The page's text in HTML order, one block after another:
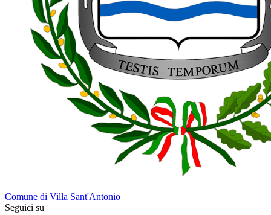
Comune di Villa Sant'Antonio
Seguici su